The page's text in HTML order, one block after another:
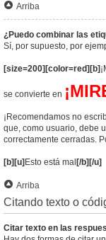
Arriba
¿Puedo combinar las
Sí, por supuesto, por
[size=200][color=red][b]
se convierte en
¡Recomendamos no
que, como usuario, debe
correctamente cerradas.
[b][u]Esto está mal[/b][/u]
Arriba
Citando texto o
Citar texto en las